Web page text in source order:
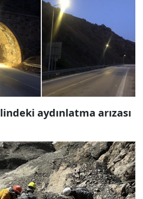
aydınlatma arızası